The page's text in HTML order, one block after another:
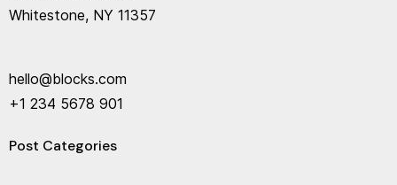
Whitestone, NY 11357
hello@blocks.com
+1 234 5678 901
Post Categories